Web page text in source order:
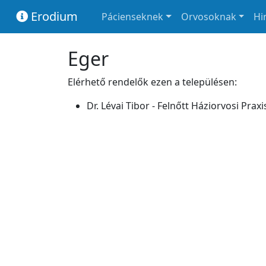
Erodium Pácienseknek Orvosoknak
Eger
Elérhető rendelők ezen a településen:
Dr. Lévai Tibor - Felnőtt Háziorvosi